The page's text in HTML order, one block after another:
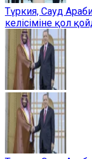
Түркия, Сауд
келісіміне қол